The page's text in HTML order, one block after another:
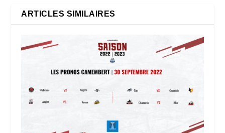
ARTICLES SIMILAIRES